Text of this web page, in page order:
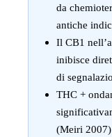
da
antiche
Il CB1
inibisce
di
THC +
(Meiri 2007)